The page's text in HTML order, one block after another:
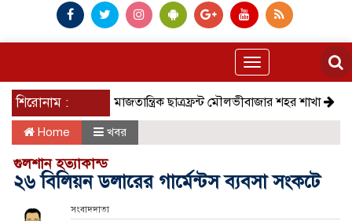
Toggle
navigation
শিরোনাম : সমাজতান্ত্রিক ছাত্রফ্রন্ট মৌলভীবাজার শহর শাখা কেমন
Home খবর
গুলশান হত্যাকান্ড
২৬ বিলিয়ন ডলারের গার্মেন্টস ব্যবসা সংকটে
সংবাদদাতা